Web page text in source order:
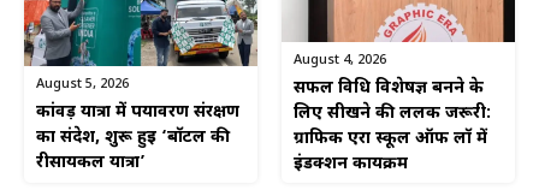
August 5, 2026
कांवड़ यात्रा में पर्यावरण संरक्षण
का संदेश, शुरू हुई ‘बॉटल की
रीसायकल यात्रा’
August 4, 2026
सफल विधि विशेषज्ञ बनने के
लिए सीखने की ललक जरूरी:
ग्राफिक एरा स्कूल ऑफ लॉ में
इंडक्शन कार्यक्रम